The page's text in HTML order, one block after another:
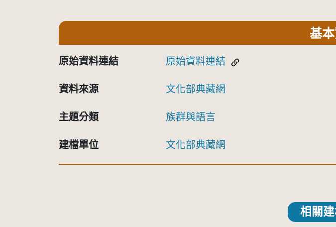
基
原始資料連結 原始資料連結
資料來源 文化部典藏網
主題分類 族群與語言
建檔單位 文化部典藏網
相關